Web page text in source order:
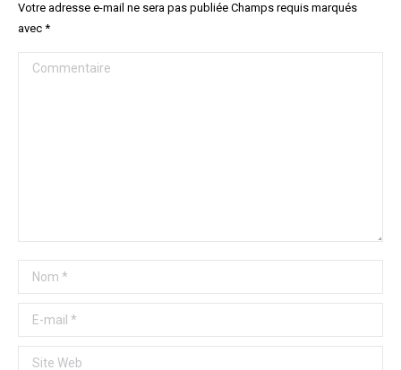
Votre adresse e-mail ne sera pas publiée Champs requis marqués
avec *
Commentaire
Nom *
E-mail *
Site Web